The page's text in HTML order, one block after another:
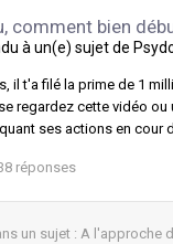
comment bien
à un(e) sujet de
il t'a filé la prime de 1
regardez cette vidéo
ses actions en cour
réponses
un sujet :A l'approche